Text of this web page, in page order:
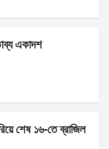
একাদশ
শেষ ১৬-তে ব্রাজিল